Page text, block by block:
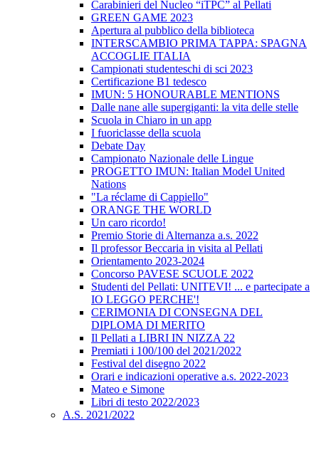
Carabinieri del Nucleo “iTPC” al Pellati
GREEN GAME 2023
Apertura al pubblico della biblioteca
INTERSCAMBIO PRIMA TAPPA: SPAGNA
ACCOGLIE ITALIA
Campionati studenteschi di sci 2023
Certificazione B1 tedesco
IMUN: 5 HONOURABLE MENTIONS
Dalle nane alle supergiganti: la vita delle stelle
Scuola in Chiaro in un app
I fuoriclasse della scuola
Debate Day
Campionato Nazionale delle Lingue
PROGETTO IMUN: Italian Model United
Nations
"La réclame di Cappiello"
ORANGE THE WORLD
Un caro ricordo!
Premio Storie di Alternanza a.s. 2022
Il professor Beccaria in visita al Pellati
Orientamento 2023-2024
Concorso PAVESE SCUOLE 2022
Studenti del Pellati: UNITEVI! ... e partecipate a
IO LEGGO PERCHE'!
CERIMONIA DI CONSEGNA DEL
DIPLOMA DI MERITO
Il Pellati a LIBRI IN NIZZA 22
Premiati i 100/100 del 2021/2022
Festival del disegno 2022
Orari e indicazioni operative a.s. 2022-2023
Mateo e Simone
Libri di testo 2022/2023
A.S. 2021/2022